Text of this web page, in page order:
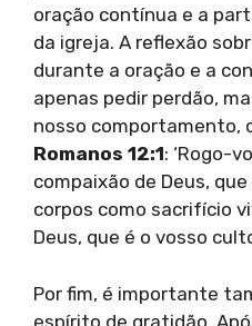
oração contínua e a
da igreja. A reflexão
durante a oração e a
apenas pedir perdão,
nosso comportamento,
Romanos 12:1: ‘Rogo-
compaixão de Deus,
corpos como sacrifício
Deus, que é o vosso
Por fim, é importante
espírito de gratidão.